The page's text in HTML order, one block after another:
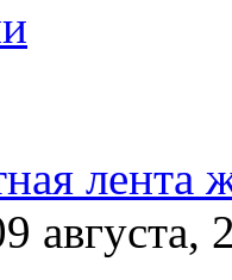
лента
августа,